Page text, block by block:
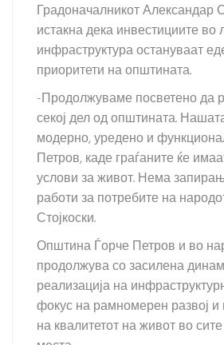
Градоначалникот Александар
истакна дека инвестициите во
инфраструктура остануваат
приоритети на општината.
-Продолжуваме посветено да
секој дел од општината.
модерно, уредено и
Петров, каде граѓаните ќе
услови за живот. Нема
работи за потребите на
Стојкоски.
Општина Ѓорче Петров и во
продолжува со засилена
реализација на
фокус на рамномерен развој
на квалитетот на живот во